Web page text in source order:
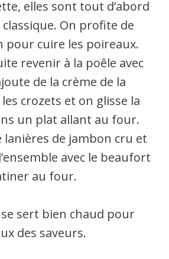
elles sont tout d’abord
On profite de
pour cuire les poireaux.
revenir à la poêle avec
de la crème de la
crozets et on glisse la
un plat allant au four.
lanières de jambon cru et
avec le beaufort
au four.
se sert bien chaud pour
des saveurs.